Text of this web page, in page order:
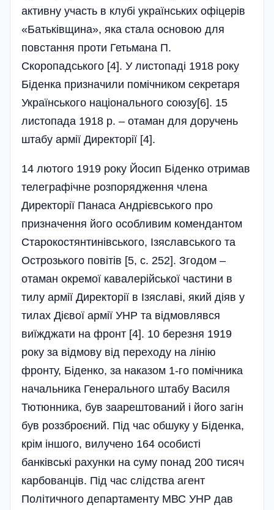
активну участь в клубі українських офіцерів
«Батьківщина», яка стала основою для
повстання проти Гетьмана П.
Скоропадського [4]. У листопаді 1918 року
Біденка призначили помічником секретаря
Українського національного союзу[6]. 15
листопада 1918 р. – отаман для доручень
штабу армії Директорії [4].
14 лютого 1919 року Йосип Біденко отримав
телеграфічне розпорядження члена
Директорії Панаса Андрієвського про
призначення його особливим комендантом
Старокостянтинівського, Ізяславського та
Острозького повітів [5, с. 252]. Згодом –
отаман окремої кавалерійської частини в
тилу армії Директорії в Ізяславі, який діяв у
тилах Дієвої армії УНР та відмовлявся
виїжджати на фронт [4]. 10 березня 1919
року за відмову від переходу на лінію
фронту, Біденко, за наказом 1-го помічника
начальника Генерального штабу Василя
Тютюнника, був заарештований і його загін
був роззброєний. Під час обшуку у Біденка,
крім іншого, вилучено 164 особисті
банківські рахунки на суму понад 200 тисяч
карбованців. Під час слідства агент
Політичного департаменту МВС УНР дав